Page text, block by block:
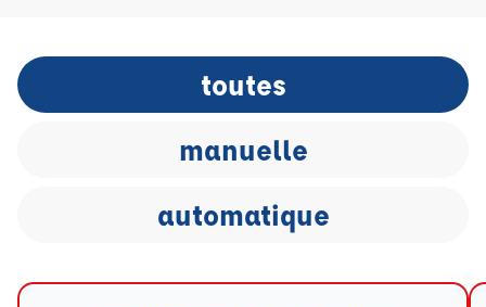
toutes
manuelle
automatique